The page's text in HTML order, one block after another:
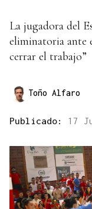
La jugadora del
eliminatoria ante
cerrar el trabajo”
Toño Alfaro
Publicado: 17